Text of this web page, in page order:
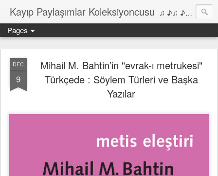
Kayıp Paylaşımlar Koleksiyoncusu ♫ ♪♫ ♪ ♫ ♪♫ ♪•♫♪ 2006'dan bu yana Film, Dizi, Müzik ve Kitaplar üzerine Yazılar Diyarı...
Pages
DEC
9
Mihail M. Bahtin’in "evrak-ı metrukesi"
Türkçede : Söylem Türleri ve Başka
Yazılar